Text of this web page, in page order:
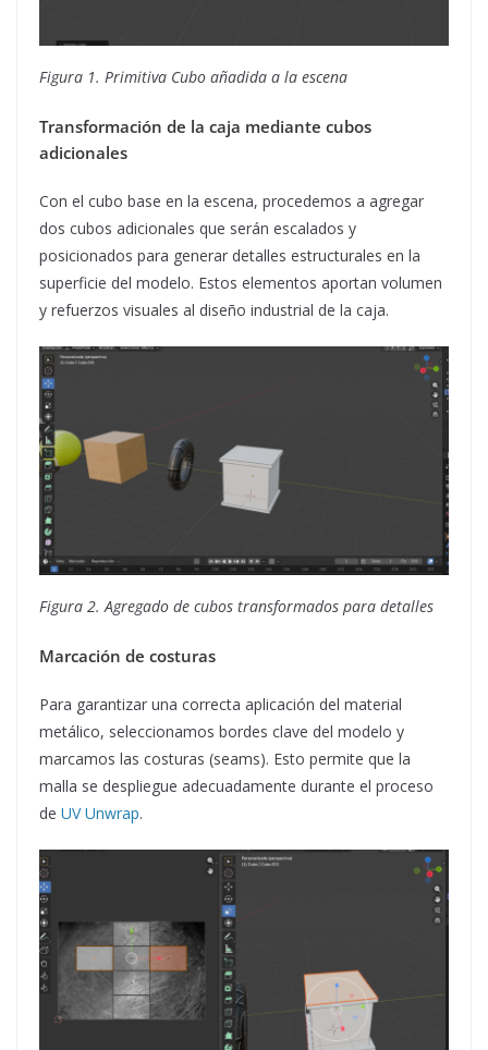
Figura 1. Primitiva Cubo añadida a la escena
Transformación de la caja mediante cubos
adicionales
Con el cubo base en la escena, procedemos a agregar
dos cubos adicionales que serán escalados y
posicionados para generar detalles estructurales en la
superficie del modelo. Estos elementos aportan volumen
y refuerzos visuales al diseño industrial de la caja.
Figura 2. Agregado de cubos transformados para detalles
Marcación de costuras
Para garantizar una correcta aplicación del material
metálico, seleccionamos bordes clave del modelo y
marcamos las costuras (seams). Esto permite que la
malla se despliegue adecuadamente durante el proceso
de UV Unwrap.